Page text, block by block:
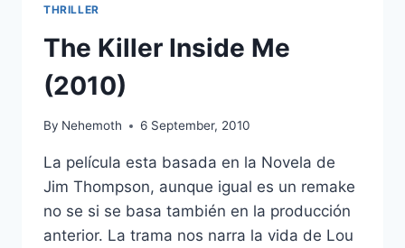
THRILLER
The Killer Inside Me
(2010)
By Nehemoth 6 September, 2010
La película esta basada en la Novela de
Jim Thompson, aunque igual es un remake
no se si se basa también en la producción
anterior. La trama nos narra la vida de Lou